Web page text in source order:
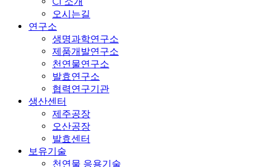
오시는길
연구소
생명과학연구소
제품개발연구소
천연물연구소
발효연구소
협력연구기관
생산센터
제주공장
오산공장
발효센터
보유기술
천연물 응용기술